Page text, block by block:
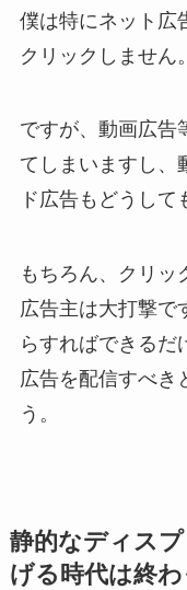
僕は特にネット広
クリックしません。
ですが、動画広告
てしまいますし、
ド広告もどうして
もちろん、クリッ
広告主は大打撃で
らすればできるだ
広告を配信すべき
う。
静的なディス
げる時代は終